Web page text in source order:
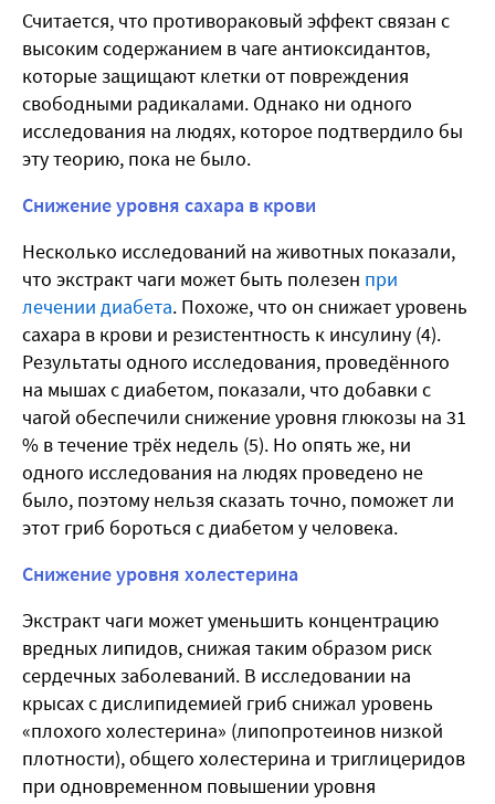
Считается, что противораковый эффект связан с
высоким содержанием в чаге антиоксидантов,
которые защищают клетки от повреждения
свободными радикалами. Однако ни одного
исследования на людях, которое подтвердило бы
эту теорию, пока не было.
Снижение уровня сахара в крови
Несколько исследований на животных показали,
что экстракт чаги может быть полезен при
лечении диабета. Похоже, что он снижает уровень
сахара в крови и резистентность к инсулину (4).
Результаты одного исследования, проведённого
на мышах с диабетом, показали, что добавки с
чагой обеспечили снижение уровня глюкозы на 31
% в течение трёх недель (5). Но опять же, ни
одного исследования на людях проведено не
было, поэтому нельзя сказать точно, поможет ли
этот гриб бороться с диабетом у человека.
Снижение уровня холестерина
Экстракт чаги может уменьшить концентрацию
вредных липидов, снижая таким образом риск
сердечных заболеваний. В исследовании на
крысах с дислипидемией гриб снижал уровень
«плохого холестерина» (липопротеинов низкой
плотности), общего холестерина и триглицеридов
при одновременном повышении уровня